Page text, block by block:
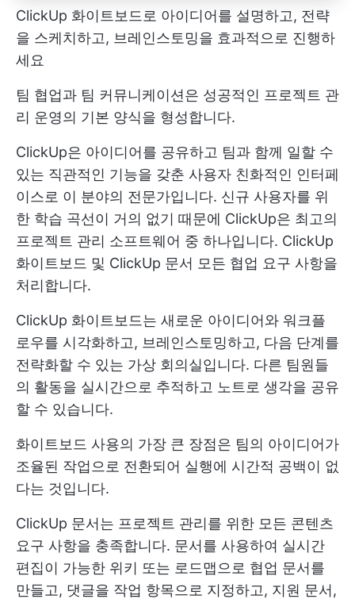
ClickUp 화이트보드로 아이디어를 설명하고, 전략
을 스케치하고, 브레인스토밍을 효과적으로 진행하
세요
팀 협업과 팀 커뮤니케이션은 성공적인 프로젝트 관
리 운영의 기본 양식을 형성합니다.
ClickUp은 아이디어를 공유하고 팀과 함께 일할 수
있는 직관적인 기능을 갖춘 사용자 친화적인 인터페
이스로 이 분야의 전문가입니다. 신규 사용자를 위
한 학습 곡선이 거의 없기 때문에 ClickUp은 최고의
프로젝트 관리 소프트웨어 중 하나입니다. ClickUp
화이트보드 및 ClickUp 문서 모든 협업 요구 사항을
처리합니다.
ClickUp 화이트보드는 새로운 아이디어와 워크플
로우를 시각화하고, 브레인스토밍하고, 다음 단계를
전략화할 수 있는 가상 회의실입니다. 다른 팀원들
의 활동을 실시간으로 추적하고 노트로 생각을 공유
할 수 있습니다.
화이트보드 사용의 가장 큰 장점은 팀의 아이디어가
조율된 작업으로 전환되어 실행에 시간적 공백이 없
다는 것입니다.
ClickUp 문서는 프로젝트 관리를 위한 모든 콘텐츠
요구 사항을 충족합니다. 문서를 사용하여 실시간
편집이 가능한 위키 또는 로드맵으로 협업 문서를
만들고, 댓글을 작업 항목으로 지정하고, 지원 문서,